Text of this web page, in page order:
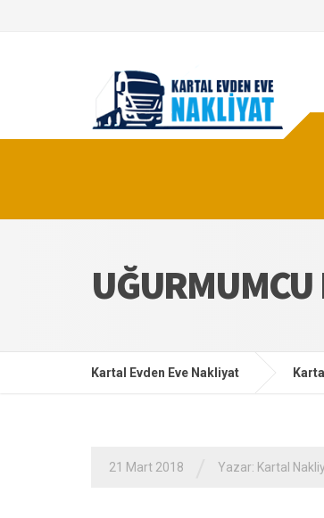
UĞURMUMCU
Kartal Evden Eve Nakliyat
21 Mart 2018 Yazar: Kartal